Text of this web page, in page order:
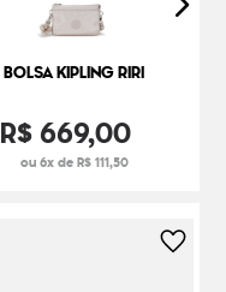
BOLSA KIPLING RIRI
R$ 669,00
ou 6x de R$ 111,50